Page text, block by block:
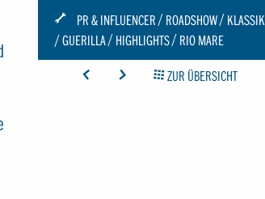
ICON:
SCHRAUBENSCHLUESSEL-
SMALL
PR & INFLUENCER ROADSHOW
KLASSIK
GUERILLA
HIGHLIGHTS RIO MARE
ICON: ARROW-LEFT
ICON: ARROW-RIGHT
ICON: GRIDOVERVIEW
ZUR ÜBERSICHT